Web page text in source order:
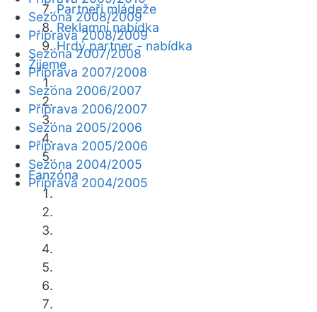
Partneři mládeže
Reklamní nabídka
Hrdý partner - nabídka
Žijeme
Fanzóna
Sezóna 2008/2009
Příprava 2008/2009
Sezóna 2007/2008
Příprava 2007/2008
Sezóna 2006/2007
Příprava 2006/2007
Sezóna 2005/2006
Příprava 2005/2006
Sezóna 2004/2005
Příprava 2004/2005